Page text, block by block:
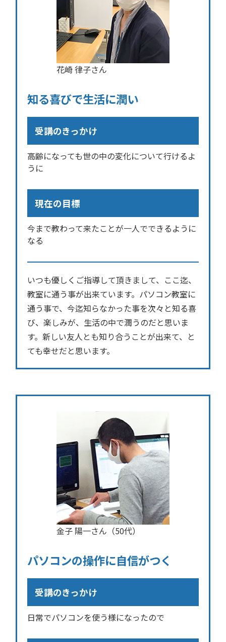
花崎 律子さん
知る喜びで生活に潤い
受講のきっかけ
高齢になっても世の中の変化について行けるよ
うに
現在の目標
今まで教わって来たことが一人でできるように
なる
いつも優しくご指導して頂きまして、ここ迄、
教室に通う事が出来ています。パソコン教室に
通う事で、今迄知らなかった事を次々と知る喜
び、楽しみが、生活の中で潤うのだと思いま
す。新しい友人とも知り合うことが出来て、と
ても幸せだと思います。
金子 陽一さん（50代）
パソコンの操作に自信がつく
受講のきっかけ
日常でパソコンを使う様になったので